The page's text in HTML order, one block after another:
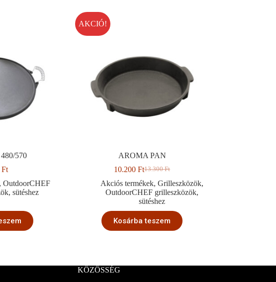
570
Ft
,OutdoorCHEF
,sütéshez
AKCIÓ!
AROMA PAN
13.300Ft
Original
price
was:
13.300 Ft.
10.200FtCurrent
price
is:
10.200 Ft.
Akciós termékek,Grilleszközök,
OutdoorCHEF grilleszközök,
sütéshez
Kosárba teszem
KÖZÖSSÉG